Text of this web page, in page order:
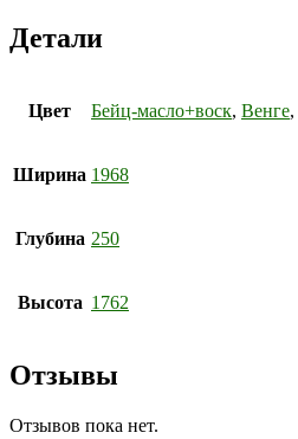
Детали
Цвет Бейц-масло+воск, Венге,
Ширина 1968
Глубина 250
Высота 1762
Отзывы
Отзывов пока нет.